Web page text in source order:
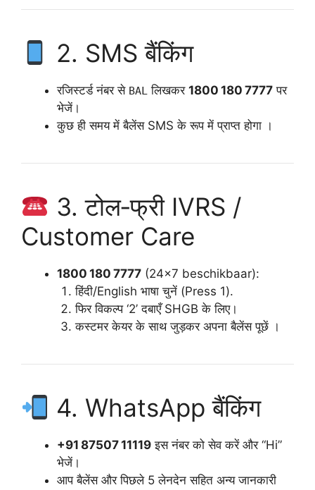
2. SMS बैंकिंग
रजिस्टर्ड नंबर से BAL लिखकर 1800 180 7777 पर
भेजें।
कुछ ही समय में बैलेंस SMS के रूप में प्राप्त होगा ।
3. टोल‑फ्री IVRS /
Customer Care
1800 180 7777 (24×7 beschikbaar):
हिंदी/English भाषा चुनें (Press 1).
फिर विकल्प ‘2’ दबाएँ SHGB के लिए।
कस्टमर केयर के साथ जुड़कर अपना बैलेंस पूछें ।
4. WhatsApp बैंकिंग
+91 87507 11119 इस नंबर को सेव करें और “Hi”
भेजें।
आप बैलेंस और पिछले 5 लेनदेन सहित अन्य जानकारी